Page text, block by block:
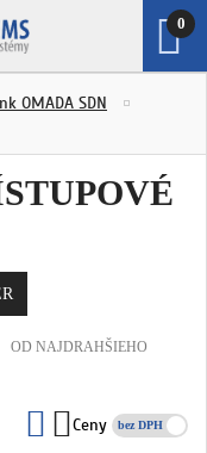
0
OMADA SDN
OD NAJDRAHŠIEHO
Ceny s DPH